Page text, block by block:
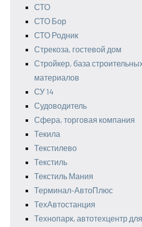
СТО
СТО Бор
СТО Родник
Стрекоза, гостевой дом
Стройкер, база
материалов
СУ 14
Судоводитель
Сфера, торговая компания
Текила
Текстилево
Текстиль
Текстиль Мания
Терминал-АвтоПлюс
ТехАвтостанция
Технопарк, автотехцентр